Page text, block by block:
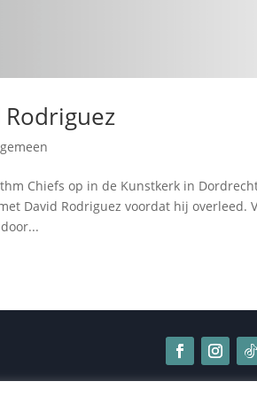
Chiefs op in de Kunstkerk in
David Rodriguez voordat hij overleed.